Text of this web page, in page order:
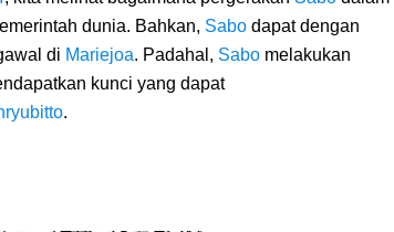
dunia. Bahkan, Sabo dapat dengan
di Mariejoa. Padahal, Sabo melakukan
kunci yang dapat
.